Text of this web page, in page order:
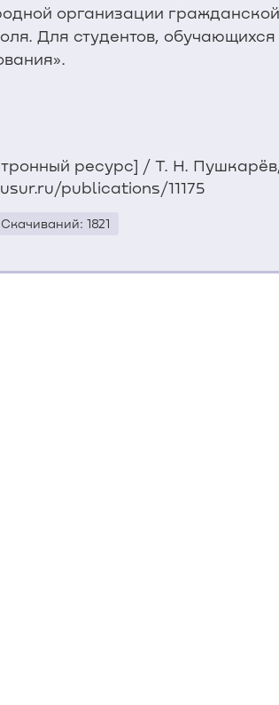
организации
Для студентов, обучающихся
ресурс] / Т. Н.
publications/11175
Скачиваний: 1821